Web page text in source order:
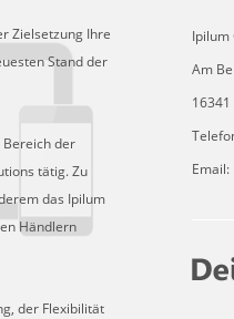
Zielsetzung Ihre
Stand der
Bereich der
tätig. Zu
das Ipilum
Händlern
der Flexibilität
Ipilum
Am